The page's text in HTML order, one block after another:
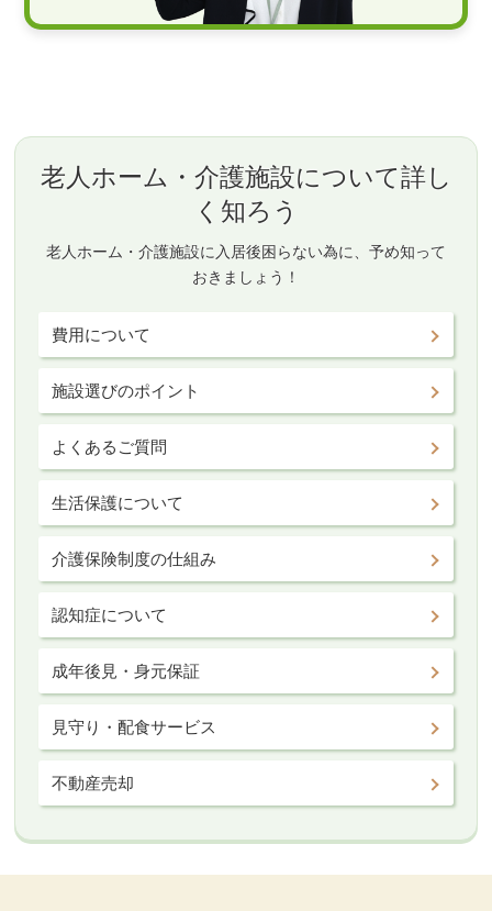
老人ホーム・介護施設について詳し
く知ろう
老人ホーム・介護施設に入居後困らない為に、予め知って
おきましょう！
費用について
施設選びのポイント
よくあるご質問
生活保護について
介護保険制度の仕組み
認知症について
成年後見・身元保証
見守り・配食サービス
不動産売却